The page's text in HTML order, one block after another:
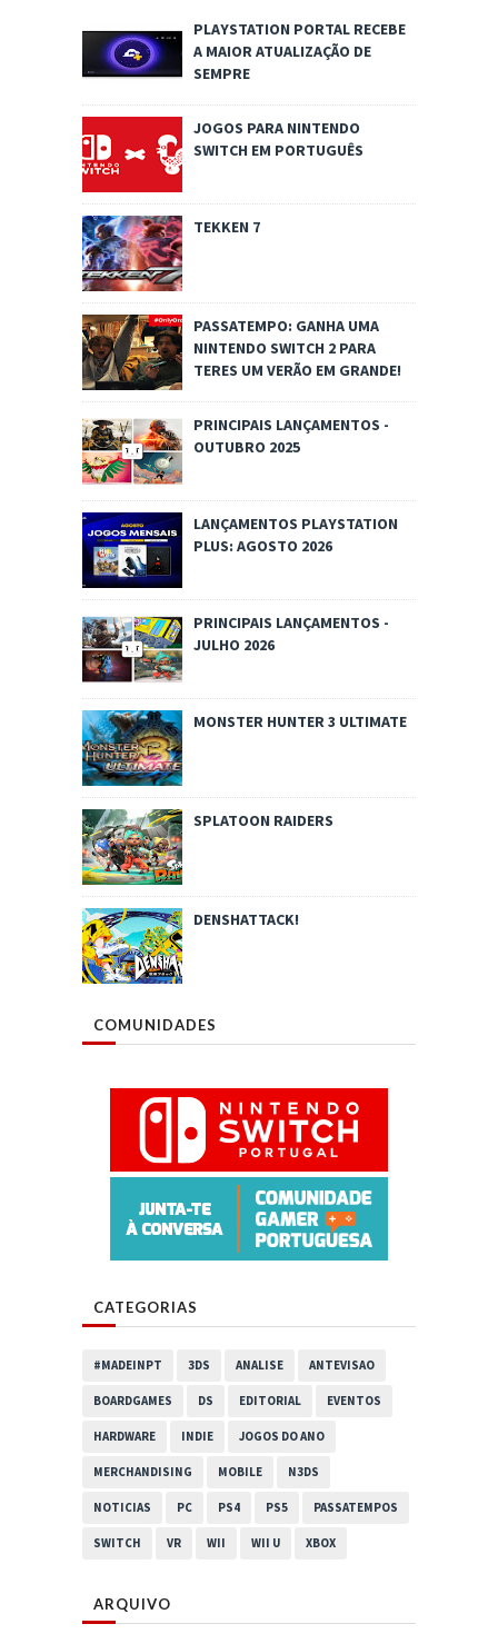
PLAYSTATION PORTAL RECEBE
A MAIOR ATUALIZAÇÃO DE
SEMPRE
JOGOS PARA NINTENDO
SWITCH EM PORTUGUÊS
TEKKEN 7
PASSATEMPO: GANHA UMA
NINTENDO SWITCH 2 PARA
TERES UM VERÃO EM GRANDE!
PRINCIPAIS LANÇAMENTOS -
OUTUBRO 2025
LANÇAMENTOS PLAYSTATION
PLUS: AGOSTO 2026
PRINCIPAIS LANÇAMENTOS -
JULHO 2026
MONSTER HUNTER 3 ULTIMATE
SPLATOON RAIDERS
DENSHATTACK!
COMUNIDADES
CATEGORIAS
#MADEINPT 3DS ANALISE ANTEVISAO
BOARDGAMES DS EDITORIAL EVENTOS
HARDWARE INDIE JOGOS DO ANO
MERCHANDISING MOBILE N3DS
NOTICIAS PC PS4 PS5 PASSATEMPOS
SWITCH VR WII WII U XBOX
ARQUIVO